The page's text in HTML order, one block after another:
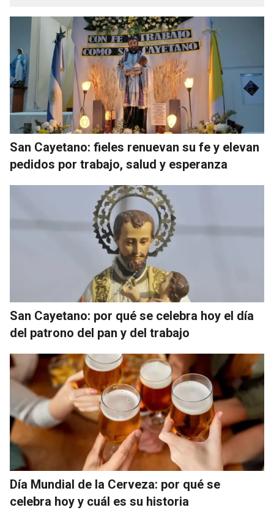
San Cayetano: fieles renuevan su fe y elevan
pedidos por trabajo, salud y esperanza
San Cayetano: por qué se celebra hoy el día
del patrono del pan y del trabajo
Día Mundial de la Cerveza: por qué se
celebra hoy y cuál es su historia